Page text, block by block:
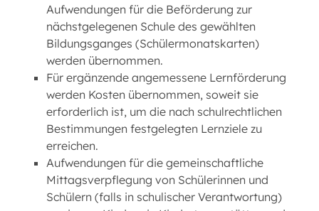
Aufwendungen für die Beförderung zur
nächstgelegenen Schule des gewählten
Bildungsganges (Schülermonatskarten)
werden übernommen.
Für ergänzende angemessene Lernförderung
werden Kosten übernommen, soweit sie
erforderlich ist, um die nach schulrechtlichen
Bestimmungen festgelegten Lernziele zu
erreichen.
Aufwendungen für die gemeinschaftliche
Mittagsverpflegung von Schülerinnen und
Schülern (falls in schulischer Verantwortung)